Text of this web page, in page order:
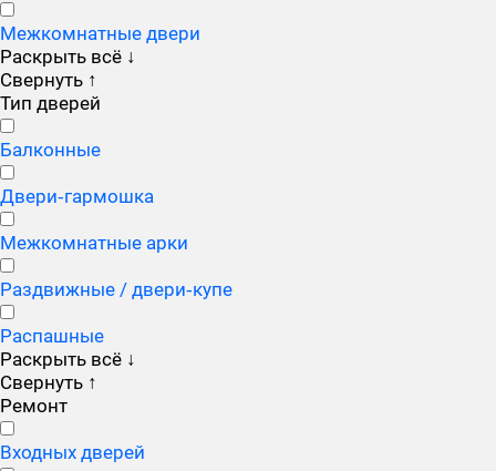
Межкомнатные двери
Раскрыть всё ↓
Свернуть ↑
Тип дверей
Балконные
Двери‑гармошка
Межкомнатные арки
Раздвижные / двери‑купе
Распашные
Раскрыть всё ↓
Свернуть ↑
Ремонт
Входных дверей